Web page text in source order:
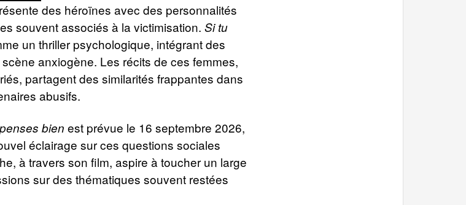
des héroïnes avec des personnalités
souvent associés à la victimisation. Si tu
un thriller psychologique, intégrant des
anxiogène. Les récits de ces femmes,
partagent des similarités frappantes dans
abusifs.
bien est prévue le 16 septembre 2026,
éclairage sur ces questions sociales
à travers son film, aspire à toucher un large
sur des thématiques souvent restées